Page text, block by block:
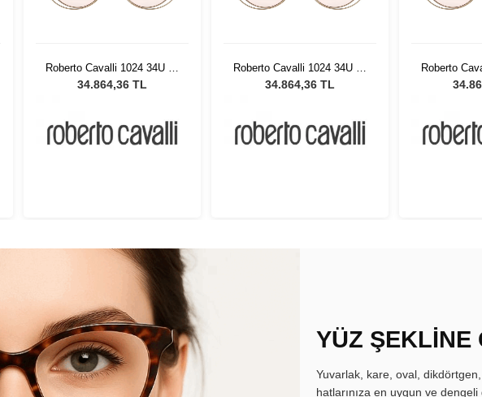
Roberto Cavalli 1024 34U 55
Kadın Güneş Gözlüğü
34.864,36 TL
Roberto Cavalli 1024 34U 55
Kadın Güneş Gözlüğü
34.864,36 TL
Roberto
Kadın
YÜZ ŞEKLİNE
Yuvarlak, kare, oval,
hatlarınıza en uygun ve